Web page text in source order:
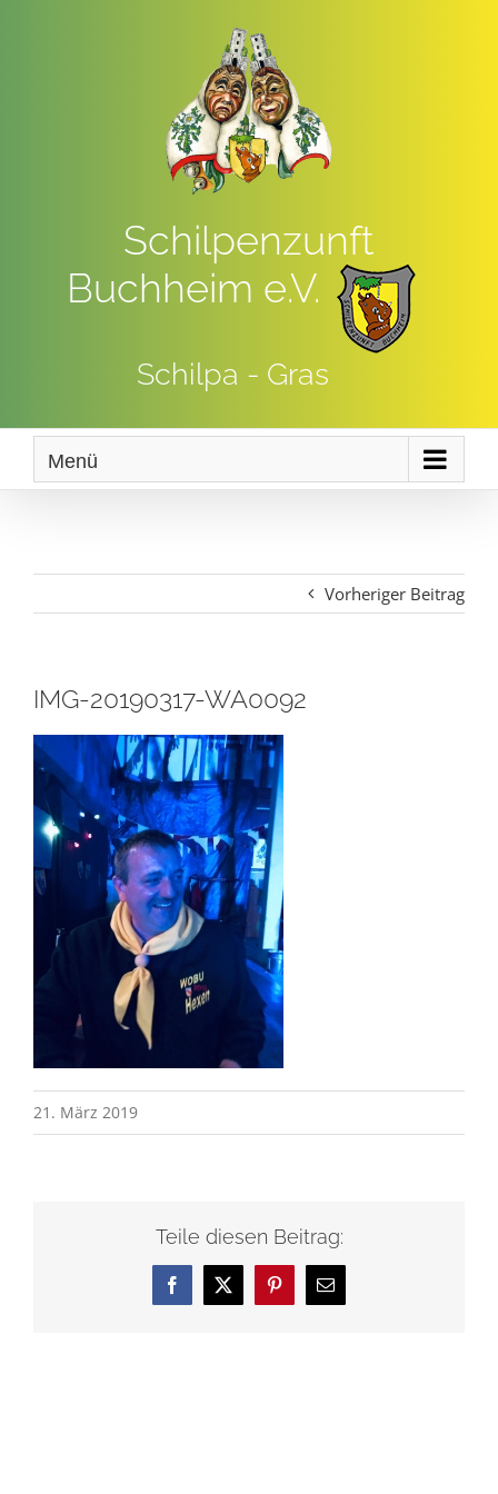
Schilpenzunft
Buchheim e.V.
Schilpa - Gras
Menü
Vorheriger Beitrag
IMG-20190317-WA0092
21. März 2019
Teile diesen Beitrag:
Facebook
X Pinterest
E-
Mail